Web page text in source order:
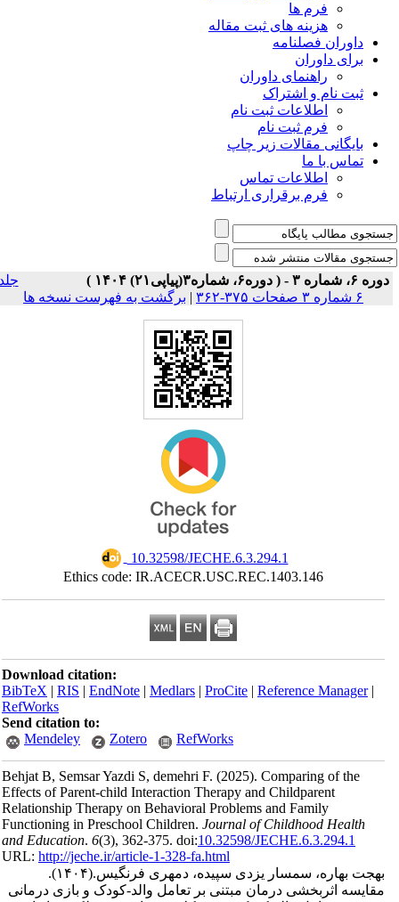
فرم ها
هزینه های ثبت مقاله
داوران فصلنامه
برای داوران
راهنمای داوران
ثبت نام و اشتراک
اطلاعات ثبت نام
فرم ثبت نام
بایگانی مقالات زیر چاپ
تماس با ما
اطلاعات تماس
فرم برقراری ارتباط
دوره ۶، شماره ۳ - ( دوره۶، شماره۳(پیاپی۲۱) ۱۴۰۴ )
جلد
|برگشت به فهرست نسخه ها
‎ 10.32598/JECHE.6.3.294.1
Ethics code: IR.ACECR.USC.REC.1403.146
Download citation:
BibTeX|RIS|EndNote|Medlars|ProCite|Reference Manager
RefWorks
Send citation to:
Mendeley
Zotero RefWorks
Behjat B, Semsar Yazdi S, demehri F.(2025).Comparing of the
Effects of Parent-child Interaction Therapy and Childparent
Relationship Therapy on Behavioral Problems and Family
Functioning in Preschool Children.Journal of Childhood Health
and Education.6(3), 362-375. doi:10.32598/JECHE.6.3.294.1
URL:http://jeche.ir/article-1-328-fa.html
بهجت بهاره، سمسار یزدی سپیده، دمهری فرنگیس.(۱۴۰۴).
مقایسه اثربخشی درمان مبتنی بر تعامل والد-کودک و بازی درمانی